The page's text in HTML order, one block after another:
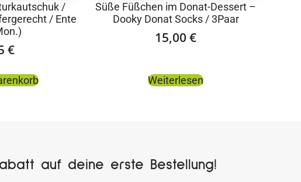
/
/ Ente
€
Süße Füßchen im Donat-Dessert –
Dooky Donat Socks / 3Paar
15,00 €
Weiterlesen
auf deine erste Bestellung!